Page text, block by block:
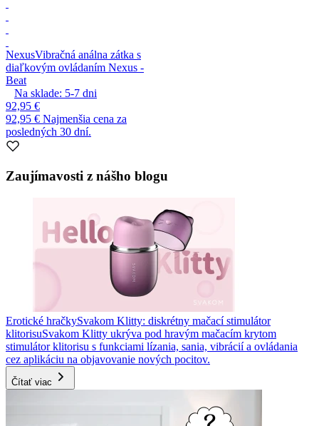
NexusVibračná análna zátka s
diaľkovým ovládaním Nexus -
Beat
Na sklade: 5-7 dni
92,95 €
92,95 € Najmenšia cena za
posledných 30 dní.
Zaujímavosti z nášho blogu
Erotické hračkySvakom Klitty: diskrétny mačací stimulátor
klitorisuSvakom Klitty ukrýva pod hravým mačacím krytom
stimulátor klitorisu s funkciami lízania, sania, vibrácií a ovládania
cez aplikáciu na objavovanie nových pocitov.
Čítať viac